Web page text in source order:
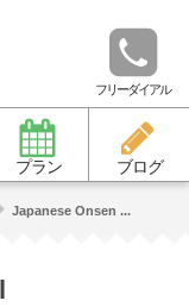
フリーダイアル
プラン ブログ
Japanese Onsen ...